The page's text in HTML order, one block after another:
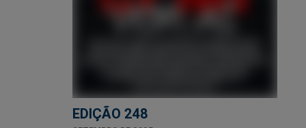
EDIÇÃO 248